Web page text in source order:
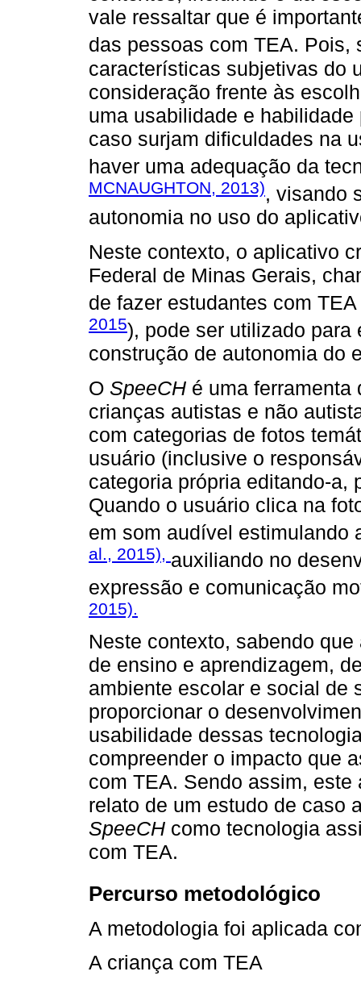
vale ressaltar que é
das pessoas com TEA. Pois,
características subjetivas do
consideração frente às
uma usabilidade e
caso surjam dificuldades na
haver uma adequação da
MCNAUGHTON, 2013), visando
autonomia no uso do
Neste contexto, o aplicativo
Federal de Minas Gerais,
de fazer estudantes com
2015), pode ser utilizado
construção de autonomia do
O SpeeCH é uma ferramenta
crianças autistas e não
com categorias de fotos
usuário (inclusive o
categoria própria editando-a,
Quando o usuário clica na
em som audível estimulando
al., 2015), auxiliando no
expressão e comunicação
2015).
Neste contexto, sabendo
de ensino e aprendizagem,
ambiente escolar e social de
proporcionar o
usabilidade dessas
compreender o impacto que
com TEA. Sendo assim,
relato de um estudo de caso
SpeeCH como tecnologia
com TEA.
Percurso metodológico
A metodologia foi aplicada
A criança com TEA